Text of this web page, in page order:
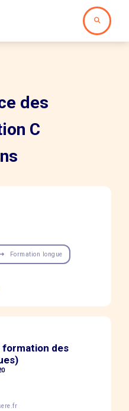
des
C
Formation longue
formation des